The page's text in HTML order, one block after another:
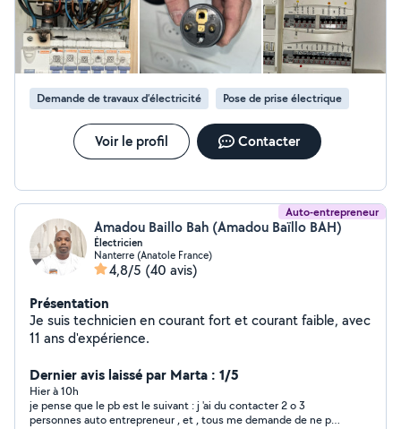
intervient dans l'heure . Num de téléphone
06/02/70/63/65
Demande de travaux d’électricité Pose de prise électrique
Voir le profil Contacter
Auto-entrepreneur
Amadou Baillo Bah (Amadou Baïllo BAH)
Électricien
Nanterre (Anatole France)
4,8/5 (40 avis)
Présentation
Je suis technicien en courant fort et courant faible, avec
11 ans d'expérience.
Dernier avis laissé par Marta : 1/5
Hier à 10h
je pense que le pb est le suivant : j 'ai du contacter 2 o 3
personnes auto entrepreneur , et , tous me demande de ne pas